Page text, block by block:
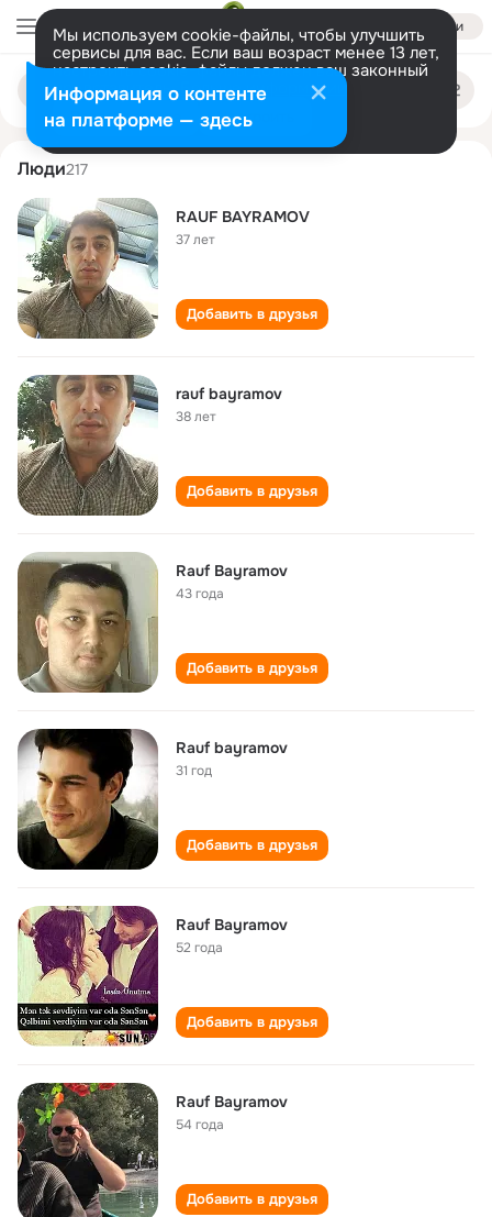
Войти
Мы используем cookie-файлы, чтобы улучшить
сервисы для вас. Если ваш возраст менее 13 лет,
настроить cookie-файлы должен ваш законный
представитель. Больше информации
Разрешить все Настроить
Поиск
людям
rauf bayramov
Люди217
RAUF BAYRAMOV
37 лет
Добавить в друзья
rauf bayramov
38 лет
Добавить в друзья
Rauf Bayramov
43 года
Добавить в друзья
Rauf bayramov
31 год
Добавить в друзья
Rauf Bayramov
52 года
Добавить в друзья
Rauf Bayramov
54 года
Добавить в друзья
Информация о контенте
на платформе — здесь